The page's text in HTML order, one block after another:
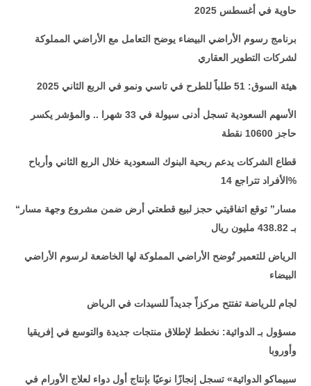
حاوية في أغسطس 2025
برنامج رسوم الأراضي البيضاء يوضح التعامل مع الأراضي المملوكة
لشركات التطوير العقاري
هيئة السوق: 51 طلباً للطرح في تاسي ونمو في الربع الثاني 2025
الأسهم السعودية تسجل أدنى سيولة في 33 شهرا .. والمؤشر يكسر
حاجز 10600 نقطة
قطاع الشركات يدعم ربحية البنوك السعودية خلال الربع الثاني وأرباح
الأفراد تتراجع 14%
“مسار” توقع اتفاقيتي حجز لبيع قطعتي أرض ضمن مشروع وجهة مسار
بـ 438.82 مليون ريال
الرياض للتعمير تُوضح الأراضي المملوكة لها الخاضعة لرسوم الأراضي
البيضاء
لجام للرياضة تفتتح مركزاً جديداً للسيدات في الرياض
مسؤول بـ الدوائية: نخطط لإطلاق منتجات جديدة والتوسع في إفريقيا
وأوروبا
سبيماكو الدوائية» تسجل إنجازًا نوعيًا بإنتاج أول دواء لعلاج الأورام في